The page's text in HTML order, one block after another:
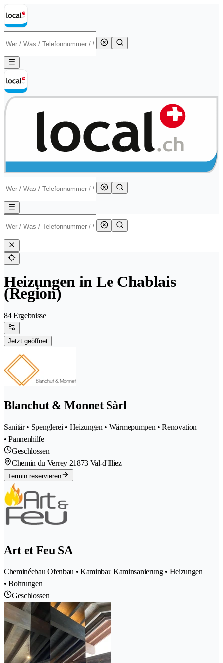
Heizungen in Le Chablais
(Region)
84 Ergebnisse
Jetzt geöffnet
Blanchut & Monnet Sàrl
Sanitär • Spenglerei • Heizungen • Wärmepumpen • Renovation
• Pannenhilfe
Geschlossen
Chemin du Verrey 21873 Val-d'Illiez
Termin reservieren
Art et Feu SA
Cheminéebau Ofenbau • Kaminbau Kaminsanierung • Heizungen
• Bohrungen
Geschlossen